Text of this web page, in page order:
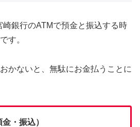
銀行のATMで預金と振込する時
す。
かないと、無駄にお金払うことに
・振込）